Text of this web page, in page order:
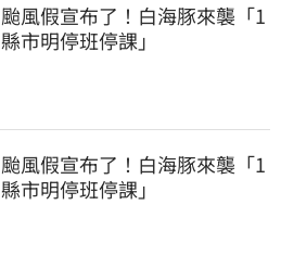
颱風假宣布了！白海豚來襲「1
縣市明停班停課」
颱風假宣布了！白海豚來襲「1
縣市明停班停課」